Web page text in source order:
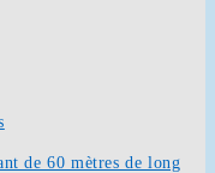
de 60 mètres de long